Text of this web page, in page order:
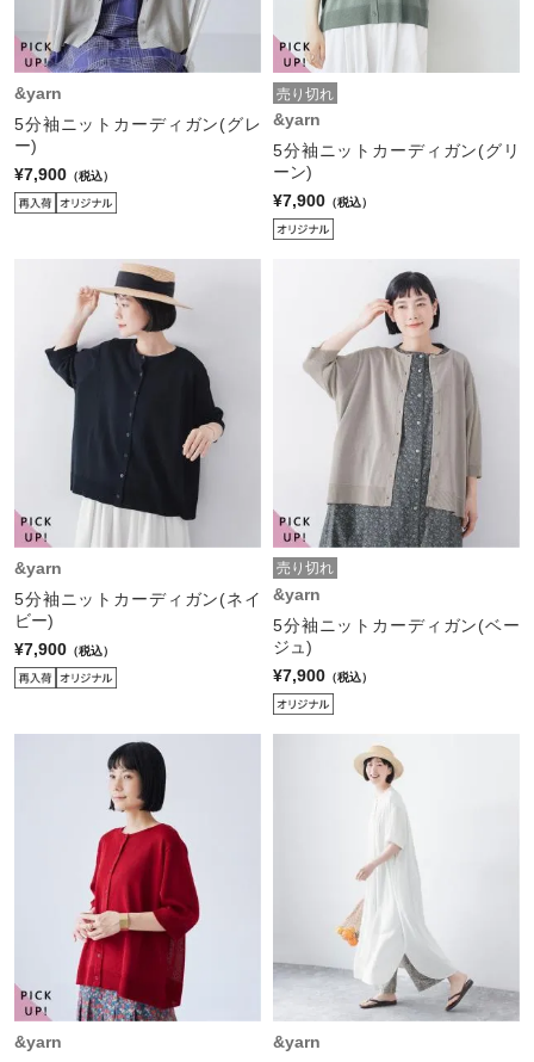
&yarn
5分袖ニットカーディガン(グレ
ー)
¥7,900 （税込）
売り切れ
&yarn
5分袖ニットカーディガン(グリ
ーン)
¥7,900 （税込）
&yarn
5分袖ニットカーディガン(ネイ
ビー)
¥7,900 （税込）
売り切れ
&yarn
5分袖ニットカーディガン(ベー
ジュ)
¥7,900 （税込）
&yarn
&yarn